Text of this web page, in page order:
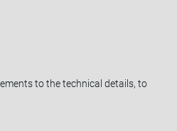
to the technical details, to